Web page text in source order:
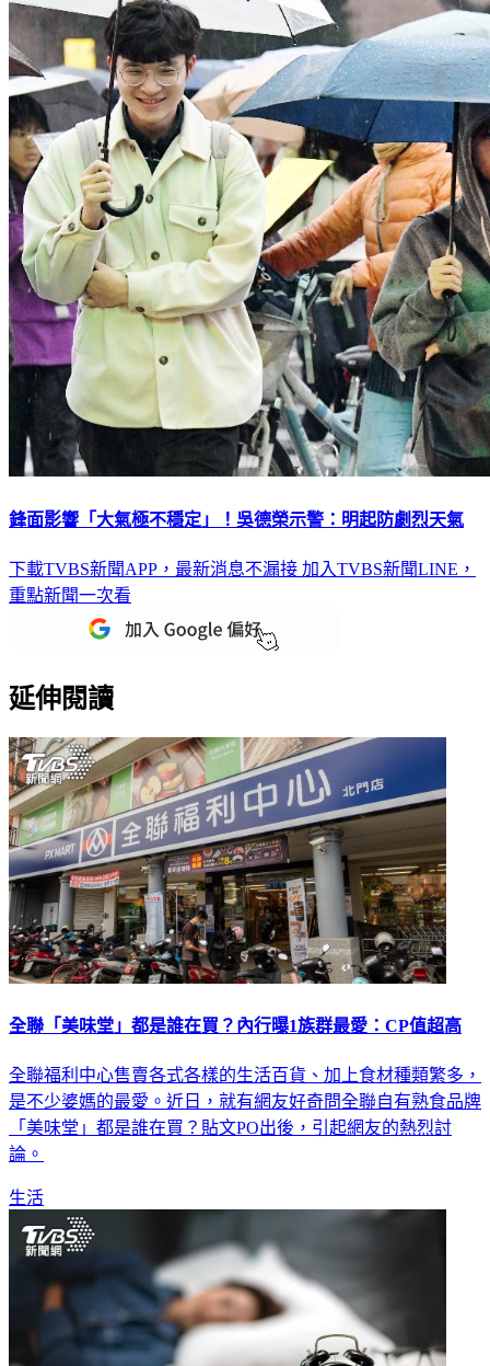
鋒面影響「大氣極不穩定」！吳德榮示警：明起防劇烈天氣
下載TVBS新聞APP，最新消息不漏接 加入TVBS新聞LINE，
重點新聞一次看
延伸閱讀
全聯「美味堂」都是誰在買？內行曝1族群最愛：CP值超高
全聯福利中心售賣各式各樣的生活百貨、加上食材種類繁多，
是不少婆媽的最愛。近日，就有網友好奇問全聯自有熟食品牌
「美味堂」都是誰在買？貼文PO出後，引起網友的熱烈討
論。
生活